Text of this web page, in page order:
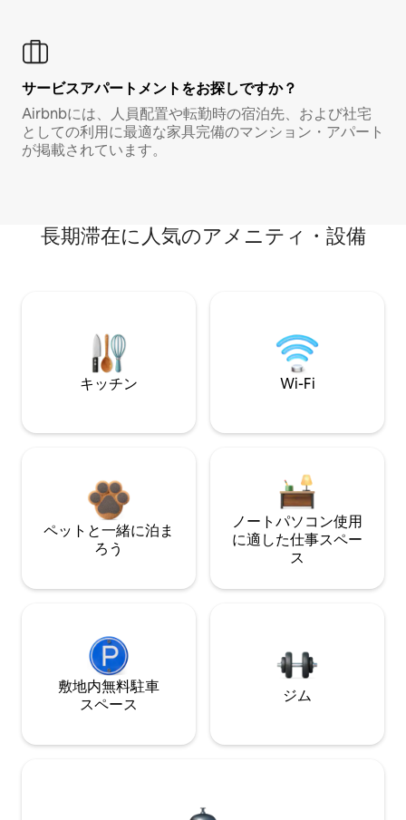
サービスアパートメントをお探しですか？
Airbnbには、人員配置や転勤時の宿泊先、および社宅
としての利用に最適な家具完備のマンション・アパート
が掲載されています。
長期滞在に人気のアメニティ・設備
キッチン Wi-Fi
ペットと一緒に泊ま
ろう
ノートパソコン使用
に適した仕事スペー
ス
敷地内無料駐⁠車
ス⁠ペ⁠ー⁠ス
ジム